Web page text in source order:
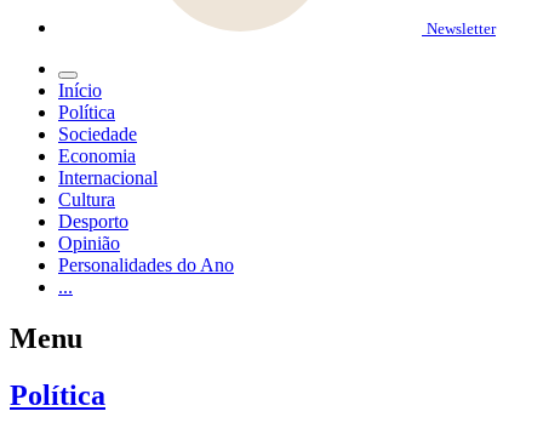
Newsletter
Início
Política
Sociedade
Economia
Internacional
Cultura
Desporto
Opinião
Personalidades do Ano
...
Menu
Política